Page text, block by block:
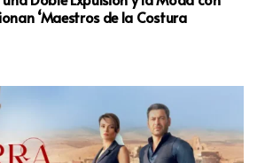
‘Maestros de la Costura